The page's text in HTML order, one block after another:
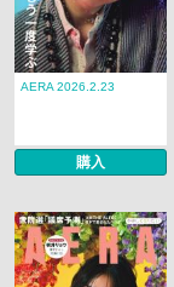
AERA 2026.2.23
購入